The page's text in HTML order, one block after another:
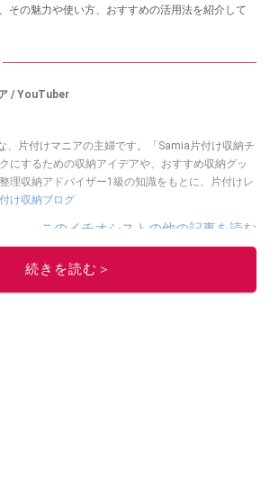
その魅力や使い方、おすすめの活用法を紹介して
/ YouTuber
、片付けマニアの主婦です。「Samia片付け収納チ
にするための収納アイデアや、おすすめ収納グッ
理収納アドバイザー1級の知識をもとに、片付けレ
け収納ブログ
このイチオシストの他の記事を読む
続きを読む＞